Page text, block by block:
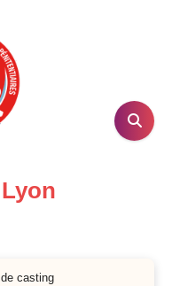
casting